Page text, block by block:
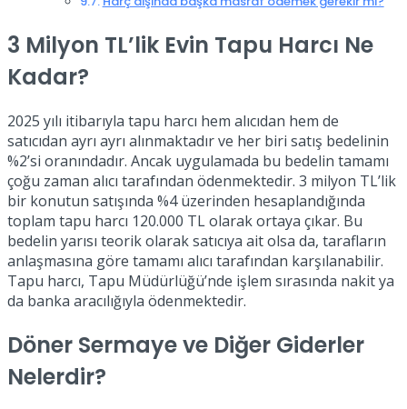
3 Milyon TL’lik Evin Tapu Harcı Ne
Kadar?
2025 yılı itibarıyla tapu harcı hem alıcıdan hem de
satıcıdan ayrı ayrı alınmaktadır ve her biri satış bedelinin
%2’si oranındadır. Ancak uygulamada bu bedelin tamamı
çoğu zaman alıcı tarafından ödenmektedir. 3 milyon TL’lik
bir konutun satışında %4 üzerinden hesaplandığında
toplam tapu harcı 120.000 TL olarak ortaya çıkar. Bu
bedelin yarısı teorik olarak satıcıya ait olsa da, tarafların
anlaşmasına göre tamamı alıcı tarafından karşılanabilir.
Tapu harcı, Tapu Müdürlüğü’nde işlem sırasında nakit ya
da banka aracılığıyla ödenmektedir.
Döner Sermaye ve Diğer Giderler
Nelerdir?